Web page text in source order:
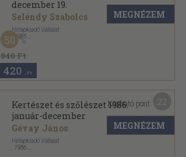
december 19.
Seléndy Szabolcs
Hírlapkiadó Vállalat
, 1985
Tűzött kötés
Kertészet és Szőlészet sorozat
840 Ft
50
420 ,-Ft
MEGNÉZEM
Kertészet és szőlészet 1986.
január-december
Gévay János
Hírlapkiadó Vállalat
1986
Kapható pont:
MEGNÉZEM